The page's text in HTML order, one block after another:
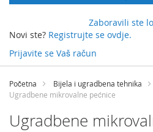
Zaboravili ste
Novi ste? Registrujte se ovdje.
Prijavite se Vaš račun
Preskočite
sadržaj
Početna Bijela i ugradbena tehnika
Ugradbene mikrovalne pećnice
Ugradbene